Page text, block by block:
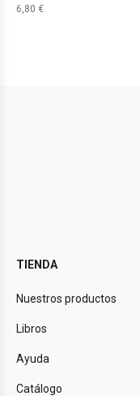
6,80 €
TIENDA
Nuestros productos
Libros
Ayuda
Catálogo